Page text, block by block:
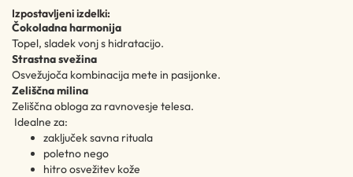
Izpostavljeni izdelki:
Čokoladna harmonija
Topel, sladek vonj s hidratacijo.
Strastna svežina
Osvežujoča kombinacija mete in pasijonke.
Zeliščna milina
Zeliščna obloga za ravnovesje telesa.
Idealne za:
zaključek savna rituala
poletno nego
hitro osvežitev kože